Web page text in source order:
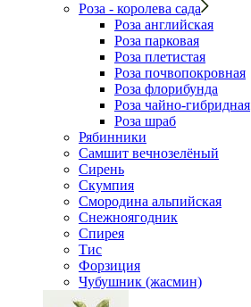
Роза - королева сада
Роза английская
Роза парковая
Роза плетистая
Роза почвопокровная
Роза флорибунда
Роза чайно-гибридная
Роза шраб
Рябинники
Самшит вечнозелёный
Сирень
Скумпия
Смородина альпийская
Снежноягодник
Спирея
Тис
Форзиция
Чубушник (жасмин)